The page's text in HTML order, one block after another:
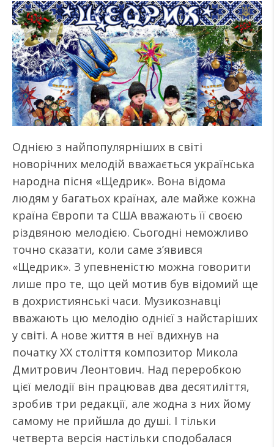
Однією з найпопулярніших в світі
новорічних мелодій вважається українська
народна пісня «Щедрик». Вона відома
людям у багатьох країнах, але майже кожна
країна Європи та США вважають її своєю
різдвяною мелодією. Сьогодні неможливо
точно сказати, коли саме з’явився
«Щедрик». З упевненістю можна говорити
лише про те, що цей мотив був відомий ще
в дохристиянські часи. Музикознавці
вважають цю мелодію однієї з найстаріших
у світі. А нове життя в неї вдихнув на
початку XX століття композитор Микола
Дмитрович Леонтович. Над переробкою
цієї мелодії він працював два десятиліття,
зробив три редакції, але жодна з них йому
самому не прийшла до душі. І тільки
четверта версія настільки сподобалася